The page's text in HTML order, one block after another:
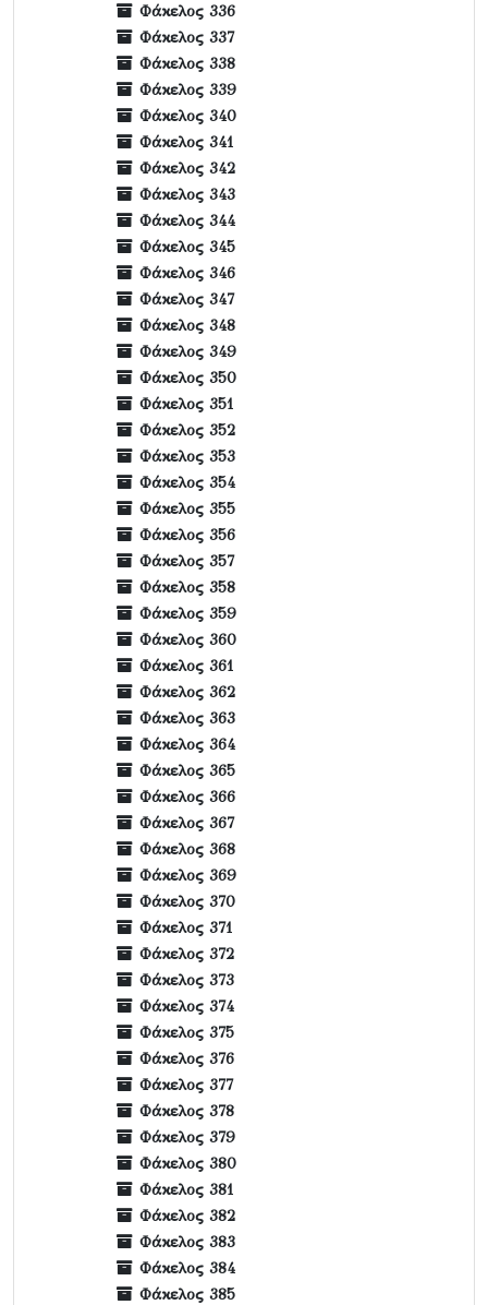
Φάκελος 336
Φάκελος 337
Φάκελος 338
Φάκελος 339
Φάκελος 340
Φάκελος 341
Φάκελος 342
Φάκελος 343
Φάκελος 344
Φάκελος 345
Φάκελος 346
Φάκελος 347
Φάκελος 348
Φάκελος 349
Φάκελος 350
Φάκελος 351
Φάκελος 352
Φάκελος 353
Φάκελος 354
Φάκελος 355
Φάκελος 356
Φάκελος 357
Φάκελος 358
Φάκελος 359
Φάκελος 360
Φάκελος 361
Φάκελος 362
Φάκελος 363
Φάκελος 364
Φάκελος 365
Φάκελος 366
Φάκελος 367
Φάκελος 368
Φάκελος 369
Φάκελος 370
Φάκελος 371
Φάκελος 372
Φάκελος 373
Φάκελος 374
Φάκελος 375
Φάκελος 376
Φάκελος 377
Φάκελος 378
Φάκελος 379
Φάκελος 380
Φάκελος 381
Φάκελος 382
Φάκελος 383
Φάκελος 384
Φάκελος 385